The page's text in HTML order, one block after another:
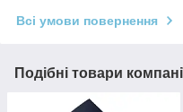
Всі умови повернення
Подібні товари